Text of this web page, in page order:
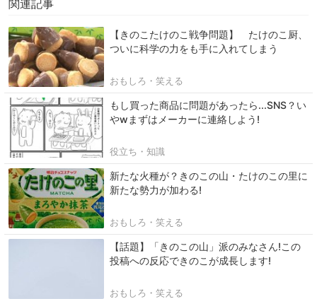
関連記事
【きのこたけのこ戦争問題】 たけのこ厨、
ついに科学の力をも手に入れてしまう
おもしろ・笑える
もし買った商品に問題があったら...SNS？い
やwまずはメーカーに連絡しよう!
役立ち・知識
新たな火種が？きのこの山・たけのこの里に
新たな勢力が加わる!
おもしろ・笑える
【話題】「きのこの山」派のみなさん!この
投稿への反応できのこが成長します!
おもしろ・笑える